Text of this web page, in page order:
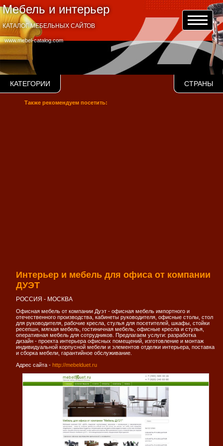
Мебель и интерьер
www.mebel-catalog.com
КАТАЛОГ МЕБЕЛЬНЫХ САЙТОВ
КАТЕГОРИИ СТРАНЫ
Также рекомендуем посетить:
Интерьер и мебель для офиса от компании
ДУЭТ
РОССИЯ - МОСКВА
Офисная мебель от компании Дуэт - офисная мебель импортного и
отечественного производства, кабинеты руководителя, офисные столы, стол
для руководителя, рабочие кресла, стулья для посетителей, шкафы, стойки
ресепшн, мягкая мебель, гостиничная мебель, офисные кресла и стулья,
оперативная мебель для сотрудников. Предлагаем услуги: разработка
дизайн - проекта интерьера офисных помещений, изготовление и монтаж
индивидуальной корпусной мебели и элементов отделки интерьера, поставка
и сборка мебели, гарантийное обслуживание.
Адрес сайта - http://mebelduet.ru